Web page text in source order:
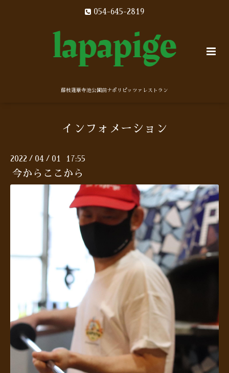
054-645-2819
藤枝蓮華寺池公園前ナポリピッツァレストラン
インフォメーション
2022 / 04 / 01 17:55
今からここから